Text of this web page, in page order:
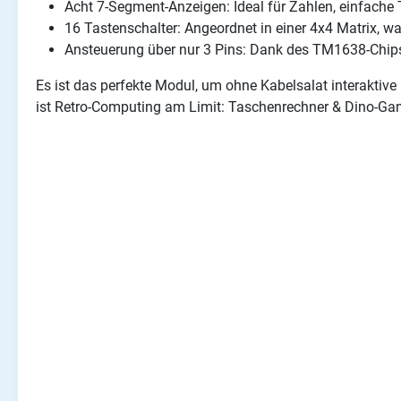
Acht 7-Segment-Anzeigen: Ideal für Zahlen,
16 Tastenschalter: Angeordnet in einer 4x4 Matrix,
Ansteuerung über nur 3 Pins: Dank des TM1638-
Es ist das perfekte Modul, um ohne Kabelsalat
ist Retro-Computing am Limit: Taschenrechner & Dino-